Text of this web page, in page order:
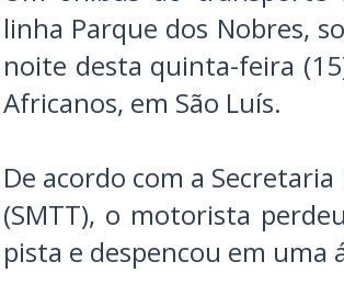
linha Parque dos Nobres,
noite desta quinta-feira
Africanos, em São Luís.
De acordo com a
(SMTT), o motorista
pista e despencou em uma